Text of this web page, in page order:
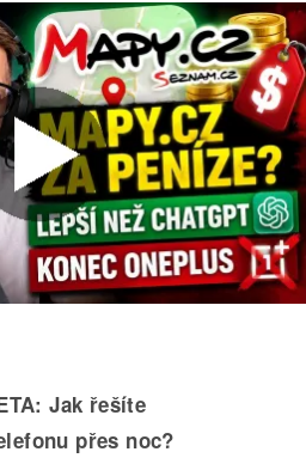
Jak řešíte
přes noc?